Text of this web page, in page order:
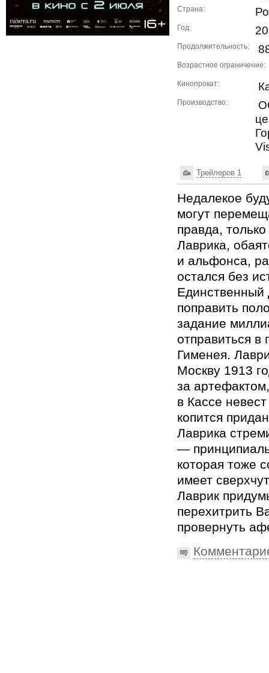
Страна:
Год:
Продолжительность:
Возрастное ограничение:
Кинопрокат:
Производство:
Трейлеров 1
Недалекое
могут
правда,
Лаврика,
и альфонса,
остался без
Единственный
поправить
задание
отправиться в
Гименея.
Москву 1913
за
в Кассе
копится
Лаврика
—
которая тоже
имеет
Лаврик
перехитрить
провернуть